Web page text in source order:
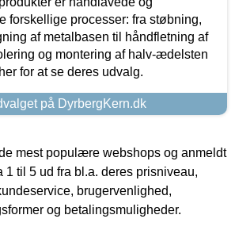
forskellige processer: fra støbning,
af metalbasen til håndfletning af
og montering af halv-ædelsten
for at se deres udvalg.
på DyrbergKern.dk
mest populære webshops og anmeldt
1 til 5 ud fra bl.a. deres prisniveau,
brugervenlighed,
og betalingsmuligheder.